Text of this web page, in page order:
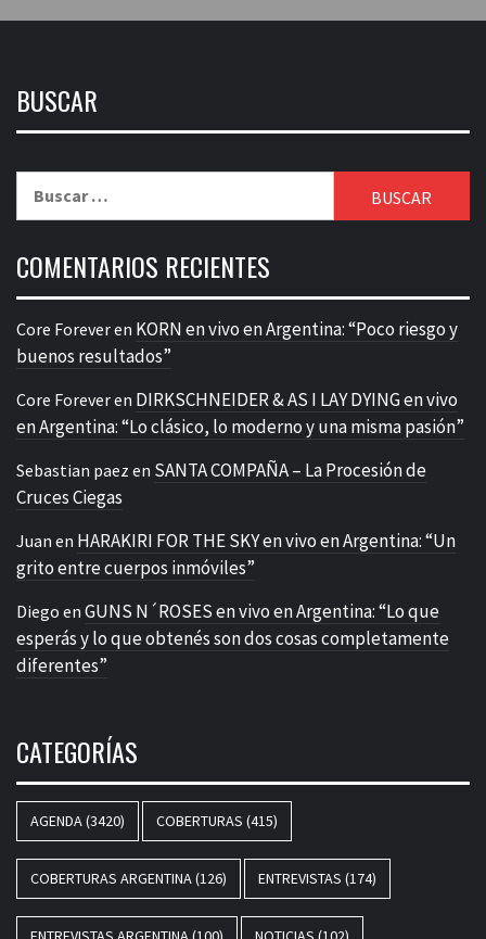
BUSCAR
COMENTARIOS RECIENTES
Core Foreveren KORN en vivo en Argentina: “Poco riesgo y
buenos resultados”
Core Foreveren DIRKSCHNEIDER & AS I LAY DYING en vivo
en Argentina: “Lo clásico, lo moderno y una misma pasión”
Sebastian paez en SANTA COMPAÑA – La Procesión de
Cruces Ciegas
Juan en HARAKIRI FOR THE SKY en vivo en Argentina: “Un
grito entre cuerpos inmóviles”
Diego en GUNS N´ROSES en vivo en Argentina: “Lo que
esperás y lo que obtenés son dos cosas completamente
diferentes”
CATEGORÍAS
AGENDA(3420) COBERTURAS (415)
COBERTURAS ARGENTINA(126) ENTREVISTAS (174)